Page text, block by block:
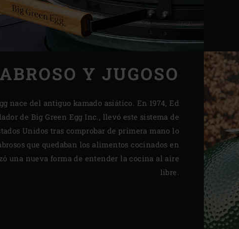
Y JUGOSO
nace del antiguo kamado asiático. En 1974, Ed
de Big Green Egg Inc., llevó este sistema de
Unidos tras comprobar de primera mano lo
que quedaban los alimentos cocinados en
una nueva forma de entender la cocina al aire
libre.